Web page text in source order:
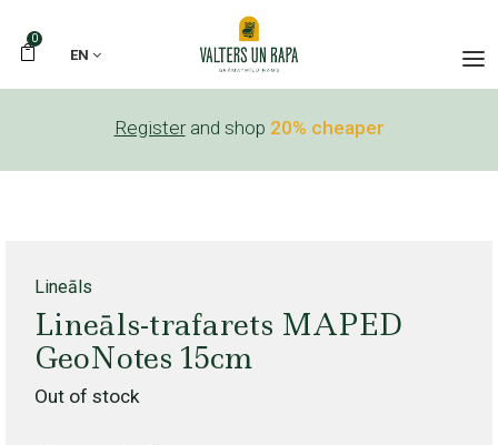
0
EN
Register and shop 20% cheaper
Lineāls
Lineāls-trafarets MAPED
GeoNotes 15cm
Out of stock